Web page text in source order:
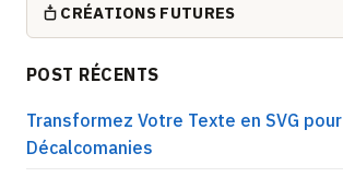
CRÉATIONS FUTURES
POST RÉCENTS
Transformez Votre Texte en SVG pour
Décalcomanies